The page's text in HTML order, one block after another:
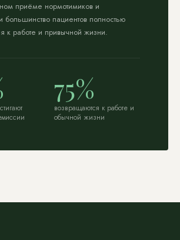
приёме нормотимиков и
большинство пациентов полностью
к работе и привычной жизни.
75%
возвращаются к работе и
обычной жизни